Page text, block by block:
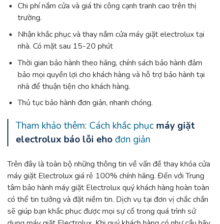
Chi phí nắm cửa và giá thi công cạnh tranh cao trên thị
trường.
Nhận khắc phục và thay nắm cửa máy giặt electrolux tại
nhà. Có mặt sau 15-20 phút
Thời gian bảo hành theo hãng, chính sách bảo hành đảm
bảo mọi quyền lợi cho khách hàng và hỗ trợ bảo hành tại
nhà để thuận tiện cho khách hàng.
Thủ tục bảo hành đơn giản, nhanh chóng.
Tham khảo thêm: Cách khắc phục máy giặt
electrolux báo lỗi ehođơn giản
Trên đây là toàn bộ những thông tin về vấn đề thay khóa cửa
máy giặt Electrolux giá rẻ 100% chính hãng. Đến với Trung
tâm bảo hành máy giặt Electrolux quý khách hàng hoàn toàn
có thể tin tưởng và đặt niềm tin. Dịch vụ tại đơn vị chắc chắn
sẽ giúp bạn khắc phục được mọi sự cố trong quá trình sử